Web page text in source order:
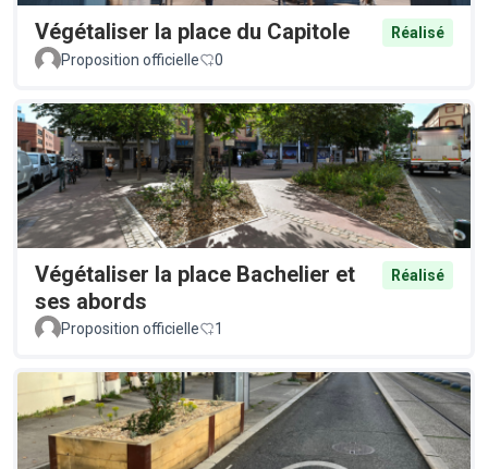
Végétaliser la place du Capitole
Réalisé
Proposition officielle
0
Végétaliser la place Bachelier et
ses abords
Réalisé
Proposition officielle 1